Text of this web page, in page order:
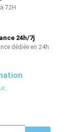
72H
24h/7j
dédiée en 24h